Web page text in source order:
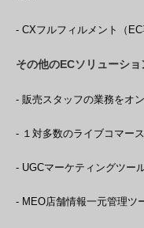
- CXフルフィルメント（EC
その他のECソリューショ
- 販売スタッフの業務をオ
- １対多数のライブコマー
- UGCマーケティングツー
- MEO店舗情報一元管理ツ